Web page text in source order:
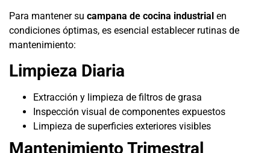
Para mantener su campana de cocina industrial en
condiciones óptimas, es esencial establecer rutinas de
mantenimiento:
Limpieza Diaria
Extracción y limpieza de filtros de grasa
Inspección visual de componentes expuestos
Limpieza de superficies exteriores visibles
Mantenimiento Trimestral